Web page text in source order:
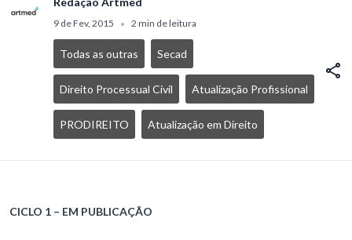
9 de Fev, 2015 • 2 min de leitura
Todas as outras Secad
Direito Processual Civil Atualização Profissional
PRODIREITO Atualização em Direito
CICLO 1 – EM PUBLICAÇÃO